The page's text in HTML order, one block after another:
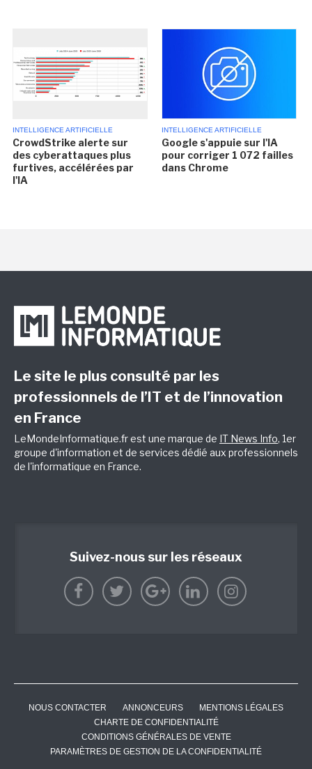
INTELLIGENCE ARTIFICIELLE
CrowdStrike alerte sur
des cyberattaques plus
furtives, accélérées par
l'IA
INTELLIGENCE ARTIFICIELLE
Google s'appuie sur l'IA
pour corriger 1 072 failles
dans Chrome
Le site le plus consulté par les
professionnels de l’IT et de l’innovation
en France
LeMondeInformatique.fr est une marque de IT News Info, 1er
groupe d'information et de services dédié aux professionnels
de l'informatique en France.
Suivez-nous sur les réseaux
NOUS CONTACTER ANNONCEURS
MENTIONS LÉGALES
CHARTE DE CONFIDENTIALITÉ
CONDITIONS GÉNÉRALES DE VENTE
PARAMÈTRES DE GESTION DE LA CONFIDENTIALITÉ